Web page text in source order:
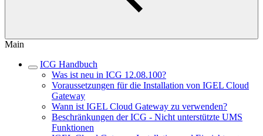
Main
ICG Handbuch
Was ist neu in ICG 12.08.100?
Voraussetzungen für die Installation von IGEL Cloud
Gateway
Wann ist IGEL Cloud Gateway zu verwenden?
Beschränkungen der ICG - Nicht unterstützte UMS
Funktionen